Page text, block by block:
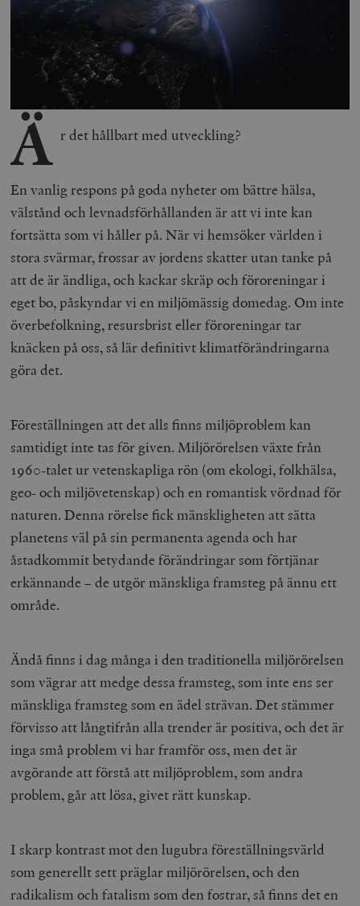
Ä r det hållbart med utveckling?
En vanlig respons på goda nyheter om bättre hälsa,
välstånd och levnadsförhållanden är att vi inte kan
fortsätta som vi håller på. När vi hemsöker världen i
stora svärmar, frossar av jordens skatter utan tanke på
att de är ändliga, och kackar skräp och föroreningar i
eget bo, påskyndar vi en miljömässig domedag. Om inte
överbefolkning, resursbrist eller föroreningar tar
knäcken på oss, så lär definitivt klimatförändringarna
göra det.
Föreställningen att det allsfinnsmiljöproblem kan
samtidigt inte tas för given. Miljörörelsen växte från
1960-talet ur vetenskapliga rön (om ekologi, folkhälsa,
geo- och miljövetenskap) och en romantisk vördnad för
naturen. Denna rörelse fick mänskligheten att sätta
planetens väl på sin permanenta agenda och har
åstadkommit betydande förändringar som förtjänar
erkännande – de utgör mänskliga framsteg på ännu ett
område.
Ändå finns i dag många i den traditionella miljörörelsen
som vägrar att medge dessa framsteg, som inte ens ser
mänskliga framsteg som en ädel strävan. Det stämmer
förvisso att långtifrån alla trender är positiva, och det är
inga små problem vi har framför oss, men det är
avgörande att förstå att miljöproblem, som andra
problem, går att lösa, givet rätt kunskap.
I skarp kontrast mot den lugubra föreställningsvärld
som generellt sett präglar miljörörelsen, och den
radikalism och fatalism som den fostrar, så finns det en